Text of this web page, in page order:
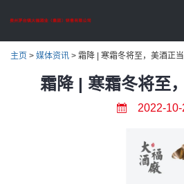
主页 > 媒体资讯 > 霜降 | 寒霜冬将至，美酒正
霜降 | 寒霜冬将至
2022-10-